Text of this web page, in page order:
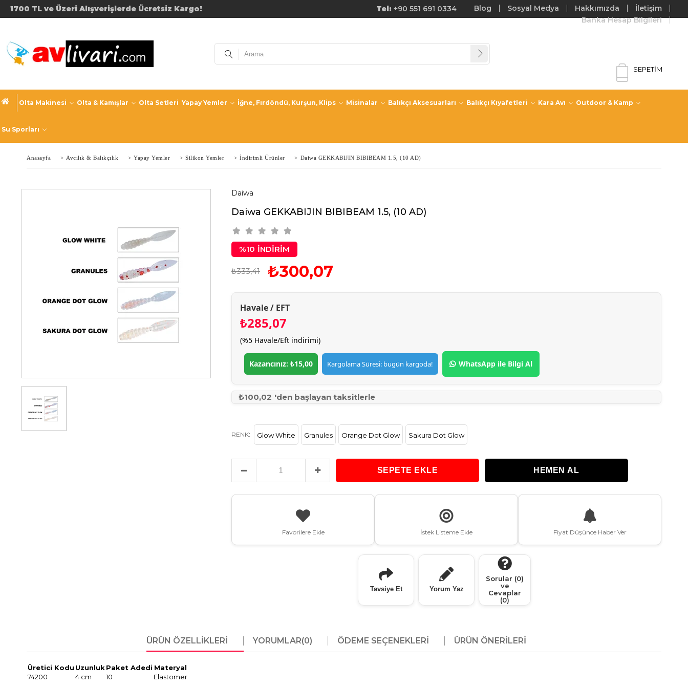
1700 TL ve Üzeri Alışverişlerde Ücretsiz Kargo! Tel: +90 551 691 0334 İletişim
Hakkımızda
Sosyal Medya
Blog
Banka Hesap Bilgileri
SEPETIM
Olta Makinesi Olta & Kamışlar Olta Setleri Yapay Yemler İğne, Fırdöndü, Kurşun, Klips Misinalar Balıkçı Aksesuarları Balıkçı Kıyafetleri Kara Avı Outdoor & Kamp
Su Sporları
Anasayfa > Avcılık & Balıkçılık > Yapay Yemler > Silikon Yemler > İndirimli Ürünler > Daiwa GEKKABIJIN BIBIBEAM 1.5, (10 AD)
Daiwa
Daiwa GEKKABIJIN BIBIBEAM 1.5, (10 AD)
%10 İNDIRIM
₺333,41 ₺300,07
Havale / EFT
₺285,07
(%5 Havale/Eft indirimi)
Kazancınız: ₺15,00 Kargolama Süresi: bugün kargoda! WhatsApp ile Bilgi Al
₺100,02 'den başlayan taksitlerle
RENK: Glow White Granules Orange Dot Glow Sakura Dot Glow
Favorilere Ekle İstek Listeme Ekle Fiyat Düşünce Haber Ver
Tavsiye Et Yorum Yaz
Sorular (0)
ve
Cevaplar
(0)
ÜRÜN ÖZELLIKLERI YORUMLAR(0) ÖDEME SEÇENEKLERI ÜRÜN ÖNERILERI
Üretici Kodu Uzunluk Paket Adedi Materyal
74200
4 cm 10 Elastomer